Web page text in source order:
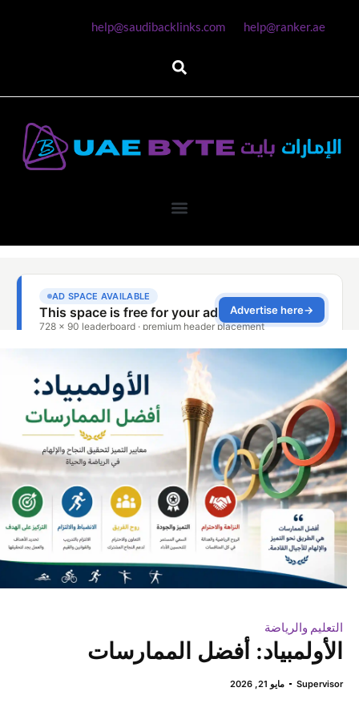
help@ranker.ae
help@saudibacklinks.com
التعليم والرياضة
الأولمبياد: أفضل الممارسات
Supervisor مايو 21, 2026